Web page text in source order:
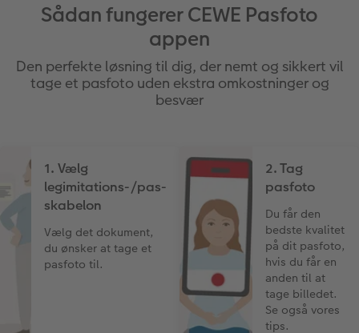
Sådan fungerer CEWE Pasfoto
appen
Den perfekte løsning til dig, der nemt og sikkert vil
tage et pasfoto uden ekstra omkostninger og
besvær
1. Vælg
legimitations-/pas-
skabelon
Vælg det dokument,
du ønsker at tage et
pasfoto til.
2. Tag
pasfoto
Du får den
bedste kvalitet
på dit pasfoto,
hvis du får en
anden til at
tage billedet.
Se også vores
tips.